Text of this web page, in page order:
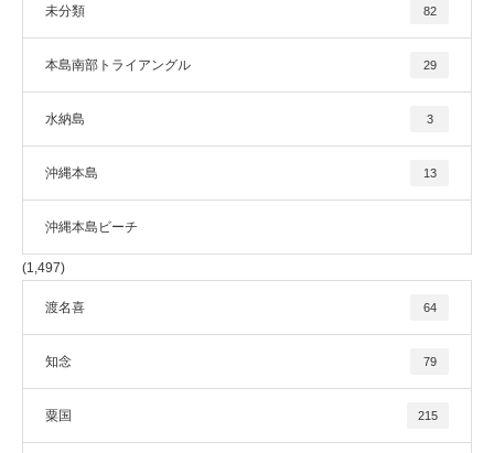
未分類 82
本島南部トライアングル 29
水納島 3
沖縄本島 13
沖縄本島ビーチ
(1,497)
渡名喜 64
知念 79
粟国 215